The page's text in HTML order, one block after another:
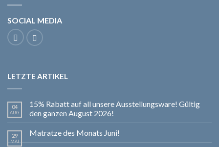
SOCIAL MEDIA
LETZTE ARTIKEL
04
AUG.
15% Rabatt auf all unsere Ausstellungsware! Gültig
den ganzen August 2026!
29
MAI
Matratze des Monats Juni!